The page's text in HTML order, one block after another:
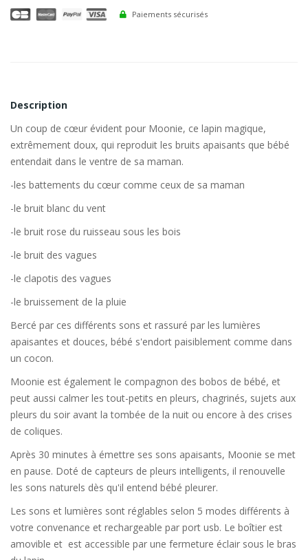
Paiements sécurisés
Description
Un coup de cœur évident pour Moonie, ce lapin magique,
extrêmement doux, qui reproduit les bruits apaisants que bébé
entendait dans le ventre de sa maman.
-les battements du cœur comme ceux de sa maman
-le bruit blanc du vent
-le bruit rose du ruisseau sous les bois
-le bruit des vagues
-le clapotis des vagues
-le bruissement de la pluie
Bercé par ces différents sons et rassuré par les lumières
apaisantes et douces, bébé s'endort paisiblement comme dans
un cocon.
Moonie est également le compagnon des bobos de bébé, et
peut aussi calmer les tout-petits en pleurs, chagrinés, sujets aux
pleurs du soir avant la tombée de la nuit ou encore à des crises
de coliques.
Après 30 minutes à émettre ses sons apaisants, Moonie se met
en pause. Doté de capteurs de pleurs intelligents, il renouvelle
les sons naturels dès qu'il entend bébé pleurer.
Les sons et lumières sont réglables selon 5 modes différents à
votre convenance et rechargeable par port usb. Le boîtier est
amovible et est accessible par une fermeture éclair sous le bras